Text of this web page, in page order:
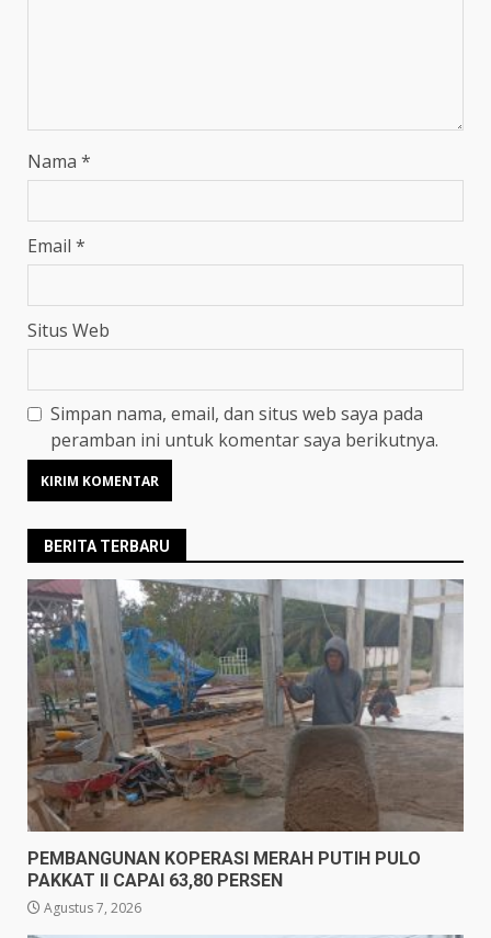
Nama *
Email *
Situs Web
Simpan nama, email, dan situs web saya pada
peramban ini untuk komentar saya berikutnya.
BERITA TERBARU
PEMBANGUNAN KOPERASI MERAH PUTIH PULO
PAKKAT II CAPAI 63,80 PERSEN
Agustus 7, 2026